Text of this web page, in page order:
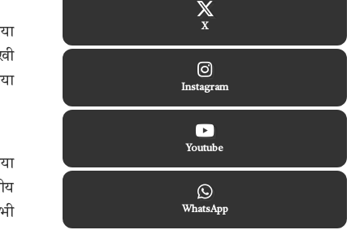
X
Instagram
Youtube
WhatsApp